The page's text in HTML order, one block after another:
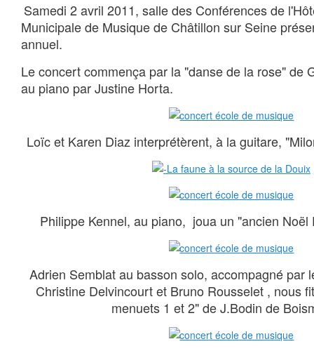
Samedi 2 avril 2011, salle des Conférences de
Municipale de Musique de Châtillon sur Seine
annuel.
Le concert commença par la "danse de la rose" de
au piano par Justine Horta.
Loïc et Karen Diaz interprétèrent, à la guitare,
Philippe Kennel, au piano, joua un "ancien Noël
Adrien Semblat au basson solo, accompagné par
Christine Delvincourt et Bruno Rousselet , nous
menuets 1 et 2" de J.Bodin de